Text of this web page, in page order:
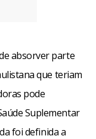
absorver parte
que teriam
pode
Suplementar
foi definida a